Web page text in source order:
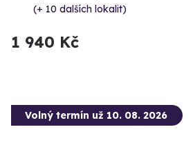
(+ 10 dalších lokalit)
1 940 Kč
Volný termín už 10. 08. 2026